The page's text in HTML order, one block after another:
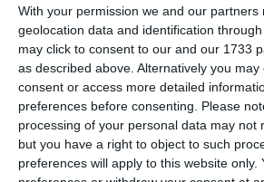
With your permission we and our partners
geolocation data and identification
may click to consent to our and our 1733
as described above. Alternatively you
consent or access more detailed
preferences before consenting.
Please
processing of your personal data may not
but you have a right to object to such
preferences will apply to this website only.